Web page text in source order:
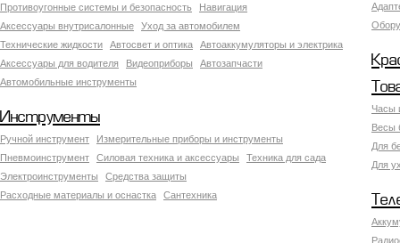
Противоугонные системы и безопасность
Навигация
Аксесcуары внутрисалонные
Уход за автомобилем
Технические жидкости
Автосвет и оптика
Автоаккумуляторы и электрика
Аксессуары для водителя
Видеоприборы
Автозапчасти
Автомобильные инструменты
Часы
Весы
Для
Для
Инструменты
Ручной инструмент
Измерительные приборы и инструменты
Пневмоинструмент
Силовая техника и аксессуары
Техника для сада
Электроинструменты
Средства защиты
Расходные материалы и оснастка
Сантехника